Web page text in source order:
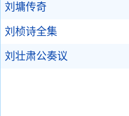
刘墉传奇
刘桢诗全集
刘壮肃公奏议